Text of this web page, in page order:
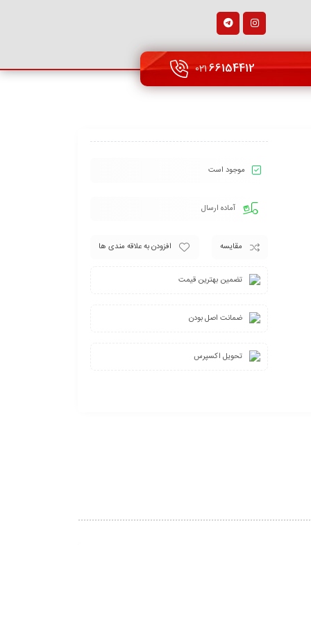
66154412
021
موجود است
آماده ارسال
مقایسه افزودن به علاقه مندی ها
تضمین بهترین قیمت
ضمانت اصل بودن
تحویل اکسپرس